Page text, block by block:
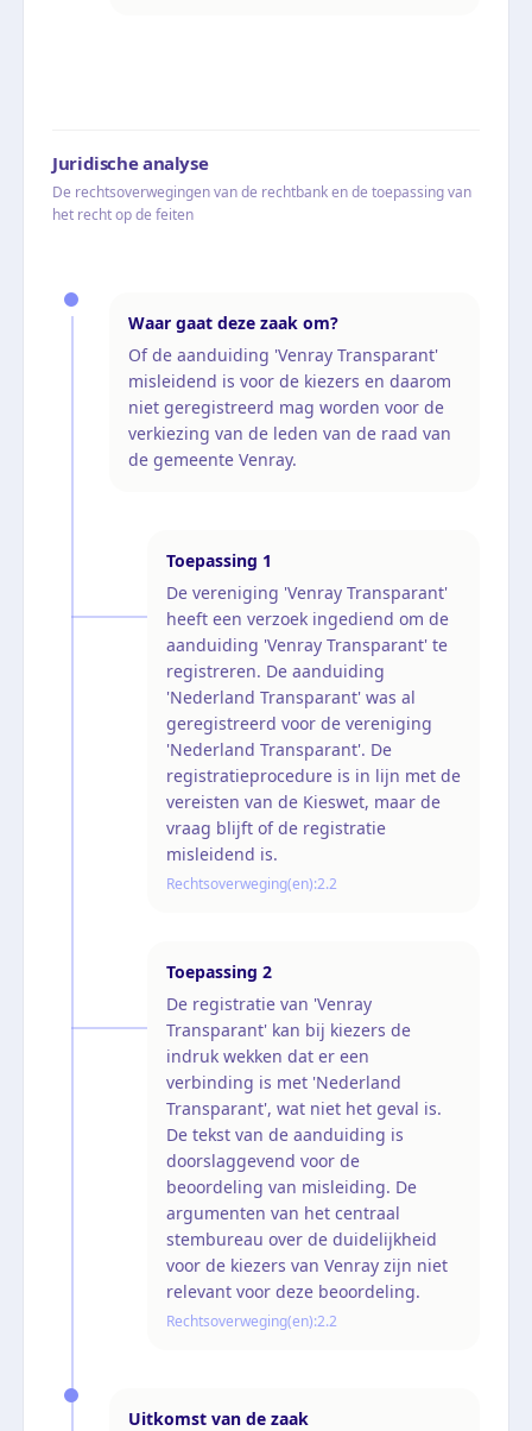
Juridische analyse
De rechtsoverwegingen van de rechtbank en de toepassing van
het recht op de feiten
Waar gaat deze zaak om?
Of de aanduiding 'Venray Transparant'
misleidend is voor de kiezers en daarom
niet geregistreerd mag worden voor de
verkiezing van de leden van de raad van
de gemeente Venray.
Toepassing 1
De vereniging 'Venray Transparant'
heeft een verzoek ingediend om de
aanduiding 'Venray Transparant' te
registreren. De aanduiding
'Nederland Transparant' was al
geregistreerd voor de vereniging
'Nederland Transparant'. De
registratieprocedure is in lijn met de
vereisten van de Kieswet, maar de
vraag blijft of de registratie
misleidend is.
Rechtsoverweging(en):2.2
Toepassing 2
De registratie van 'Venray
Transparant' kan bij kiezers de
indruk wekken dat er een
verbinding is met 'Nederland
Transparant', wat niet het geval is.
De tekst van de aanduiding is
doorslaggevend voor de
beoordeling van misleiding. De
argumenten van het centraal
stembureau over de duidelijkheid
voor de kiezers van Venray zijn niet
relevant voor deze beoordeling.
Rechtsoverweging(en):2.2
Uitkomst van de zaak